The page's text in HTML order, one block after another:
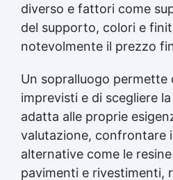
diverso e fattori come
del supporto, colori e
notevolmente il prezzo
Un sopralluogo permette
imprevisti e di scegliere
adatta alle proprie
valutazione, confrontare
alternative come le
pavimenti e rivestimenti,